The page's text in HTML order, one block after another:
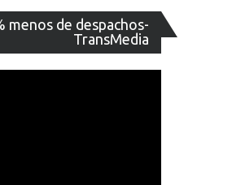
menos de despachos-
TransMedia
de
vídeo